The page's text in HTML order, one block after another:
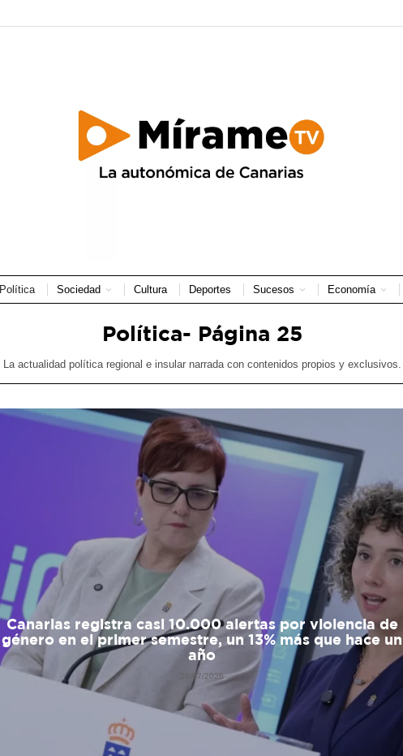
Política Sociedad Cultura Deportes Sucesos Economía
Política- Página 25
La actualidad política regional e insular narrada con contenidos propios y exclusivos.
Canarias registra casi 10.000 alertas por violencia de
género en el primer semestre, un 13% más que hace un
año
28/07/2026